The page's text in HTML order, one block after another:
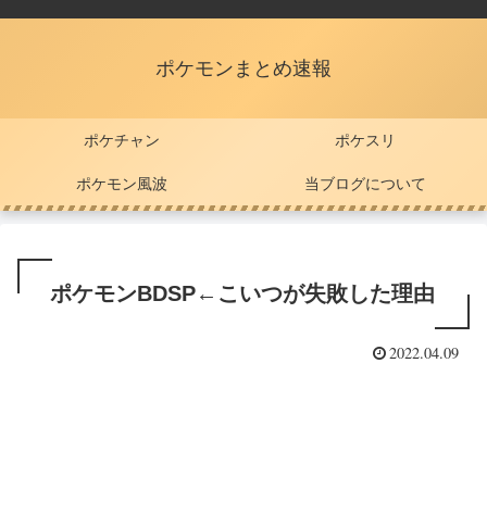
ポケモンまとめ速報
ポケチャン ポケスリ
ポケモン風波 当ブログについて
ポケモンBDSP←こいつが失敗した理由
2022.04.09